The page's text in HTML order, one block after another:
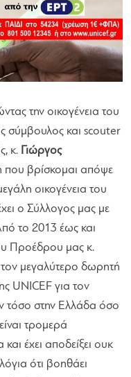
την οικογένεια του
σύμβουλος και scouter
κ. Γιώργος
που βρίσκομαι απόψε
οικογένεια του
ο Σύλλογος μας με
το 2013 έως και
Προέδρου μας κ.
μεγαλύτερο δωρητή
UNICEF για τον
τόσο στην Ελλάδα όσο
τρομερά
έχει αποδείξει ουκ
ότι βοηθάει